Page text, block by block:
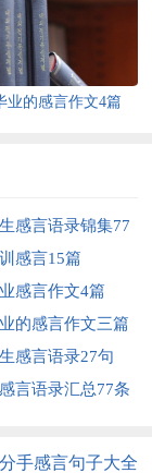
业的感言作文4篇
感言语录锦集77
感言15篇
感言作文4篇
的感言作文三篇
感言语录27句
言语录汇总77条
分手感言句子大全